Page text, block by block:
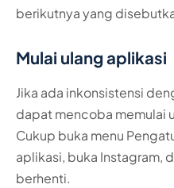
berikutnya yang
Mulai ulang aplikasi
Jika ada inkonsistensi
dapat mencoba memulai
Cukup buka menu
aplikasi, buka Instagram,
berhenti.